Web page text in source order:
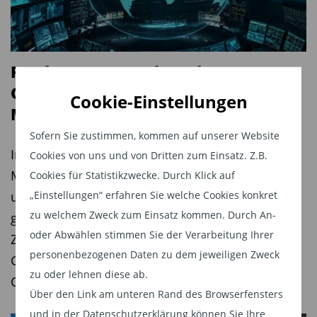
Cookie-Einstellungen
Sofern Sie zustimmen, kommen auf unserer Website
Cookies von uns und von Dritten zum Einsatz. Z.B.
Cookies für Statistikzwecke. Durch Klick auf
„Einstellungen“ erfahren Sie welche Cookies konkret
zu welchem Zweck zum Einsatz kommen. Durch An-
oder Abwählen stimmen Sie der Verarbeitung Ihrer
personenbezogenen Daten zu dem jeweiligen Zweck
zu oder lehnen diese ab.
Über den Link am unteren Rand des Browserfensters
und in der Datenschutzerklärung können Sie Ihre
Fonds versus Fonds: Robeco BP
Global Premium Equities vs. MFS
Meridian Contrarian Value
In der Reihe „Fonds versus Fonds“ stellt der
Maklerpool Fonds Finanz für TiAM FundResearch
unterschiedliche Fonds der gleichen Kategorie
gegenüber und analysiert deren
Zukunftsaussichten. Diese Woche: Robeco BP
Global Premium Equities versus MFS Meridian
Contrarian Value